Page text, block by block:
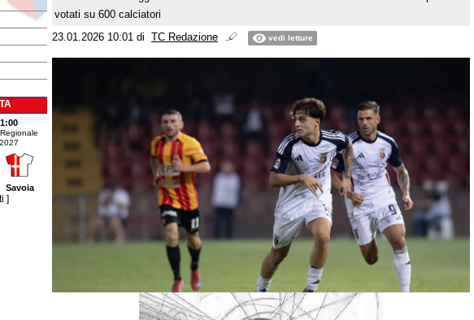
Savoia
]
votati su 600 calciatori
23.01.2026 10:01 di TC Redazione vedi letture